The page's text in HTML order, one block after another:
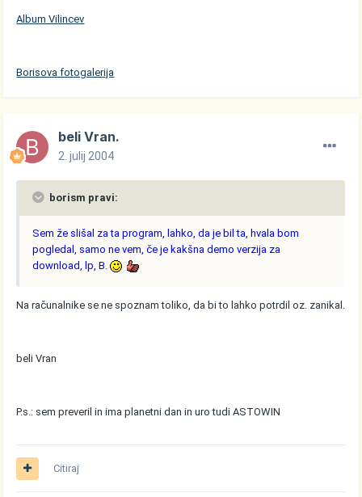
Album Vilincev
Borisova fotogalerija
beli Vran.
2. julij 2004
borism pravi:
Sem že slišal za ta program, lahko, da je bil ta, hvala bom
pogledal, samo ne vem, če je kakšna demo verzija za
download, lp, B.
Na računalnike se ne spoznam toliko, da bi to lahko potrdil oz. zanikal.
beli Vran
P.s.: sem preveril in ima planetni dan in uro tudi ASTOWIN
Citiraj